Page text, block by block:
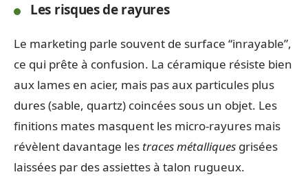
Les risques de rayures
Le marketing parle souvent de surface “inrayable”,
ce qui prête à confusion. La céramique résiste bien
aux lames en acier, mais pas aux particules plus
dures (sable, quartz) coincées sous un objet. Les
finitions mates masquent les micro-rayures mais
révèlent davantage les traces métalliques grisées
laissées par des assiettes à talon rugueux.